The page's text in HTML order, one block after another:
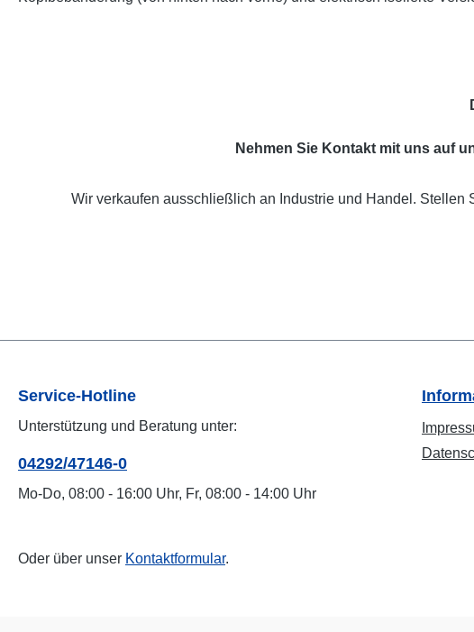
Nehmen Sie Kontakt mit uns auf
Wir verkaufen ausschließlich an Industrie und Handel. Stellen
Service-Hotline
Unterstützung und Beratung unter:
04292/47146-0
Mo-Do, 08:00 - 16:00 Uhr, Fr, 08:00 - 14:00 Uhr
Oder über unser Kontaktformular.